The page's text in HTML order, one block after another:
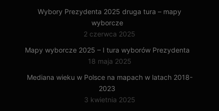
Wybory Prezydenta 2025 druga tura – mapy
wyborcze
2 czerwca 2025
Mapy wyborcze 2025 – I tura wyborów Prezydenta
18 maja 2025
Mediana wieku w Polsce na mapach w latach 2018-
2023
3 kwietnia 2025